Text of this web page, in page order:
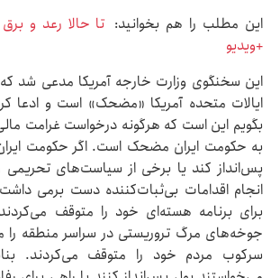
این مطلب را هم بخوانید: تا حالا رعد و
+ویدیو
این سخنگوی وزارت خارجه آمریکا مدعی شد
ایالات متحده آمریکا «مضحک» است و ادعا
بگویم این است که هرگونه درخواست غرامت
به حکومت ایران مضحک است. اگر حکومت
پس‌انداز کند یا برخی از سیاست‌های تحریمی
انجام اقدامات بی‌ثبات‌کننده دست برمی
برای برنامه هسته‌ای خود را متوقف
جوخه‌های مرگ تروریستی در سراسر منطقه را
سرکوب مردم خود را متوقف می‌کردند.